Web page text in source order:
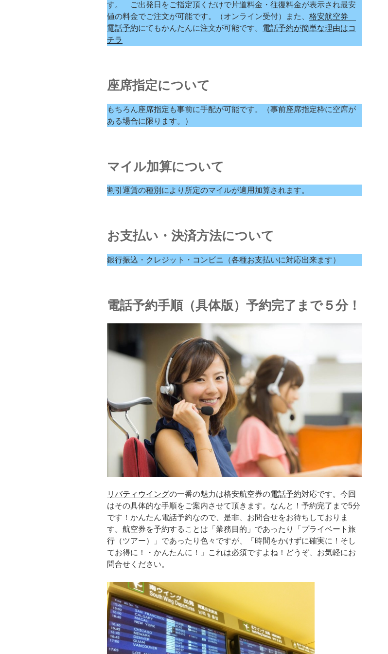
す。 ご出発日をご指定頂くだけで片道料金・往復料金が表示され最安
値の料金でご注文が可能です。（オンライン受付）また、 格安航空券
電話予約にてもかんたんに注文が可能です。 電話予約が簡単な理由はコ
チラ
座席指定について
もちろん座席指定も事前に手配が可能です。（事前座席指定枠に空席が
ある場合に限ります。）
マイル加算について
割引運賃の種別により所定のマイルが適用加算されます。
お支払い・決済方法について
銀行振込・クレジット・コンビニ（各種お支払いに対応出来ます）
電話予約手順（具体版）予約完了まで５分！
リバティウイングの一番の魅力は格安航空券の電話予約対応です。今回
はその具体的な手順をご案内させて頂きます。なんと！予約完了まで5分
です！かんたん電話予約なので、是非、お問合せをお待ちしておりま
す。航空券を予約することは「業務目的」であったり「プライベート旅
行（ツアー）」であったり色々ですが、「時間をかけずに確実に！そし
てお得に！・かんたんに！」これは必須ですよね！どうぞ、お気軽にお
問合せください。